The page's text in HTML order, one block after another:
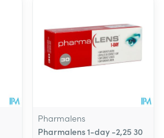
Pharmalens
Pharmalens 1-day -2,25 30